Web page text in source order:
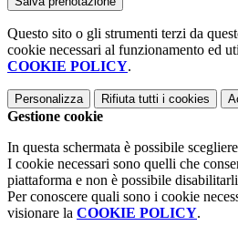
Questo sito o gli strumenti terzi da
cookie necessari al funzionamento ed
COOKIE POLICY.
Personalizza Rifiuta tutti i cookies
Gestione cookie
In questa schermata è possibile
I cookie necessari sono quelli che
piattaforma e non è possibile
Per conoscere quali sono i cookie
visionare la COOKIE POLICY.